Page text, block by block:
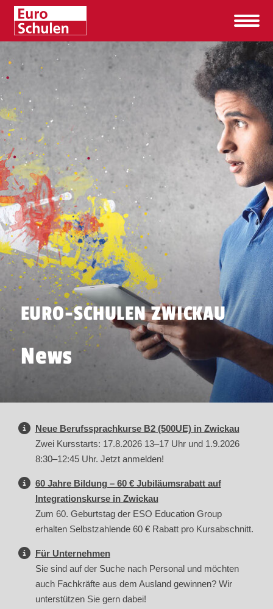
EURO-SCHULEN ZWICKAU
News
Neue Berufssprachkurse B2 (500UE) in Zwickau
Zwei Kursstarts: 17.8.2026 13–17 Uhr und 1.9.2026
8:30–12:45 Uhr. Jetzt anmelden!
60 Jahre Bildung – 60 € Jubiläumsrabatt auf
Integrationskurse in Zwickau
Zum 60. Geburtstag der ESO Education Group
erhalten Selbstzahlende 60 € Rabatt pro Kursabschnitt.
Für Unternehmen
Sie sind auf der Suche nach Personal und möchten
auch Fachkräfte aus dem Ausland gewinnen? Wir
unterstützen Sie gern dabei!